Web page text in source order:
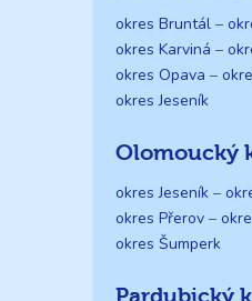
okres Bruntál –
okres Karviná –
okres Opava –
okres Jeseník
Olomoucký
okres Jeseník –
okres Přerov –
okres Šumperk
Pardubický